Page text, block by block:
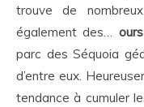
trouve de
également des… ours
parc des Séquoia
d’entre eux.
tendance à cumuler